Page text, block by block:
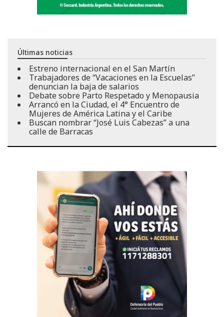
Últimas noticias
Estreno internacional en el San Martín
Trabajadores de “Vacaciones en la Escuelas”
denuncian la baja de salarios
Debate sobre Parto Respetado y Menopausia
Arrancó en la Ciudad, el 4° Encuentro de
Mujeres de América Latina y el Caribe
Buscan nombrar “José Luis Cabezas” a una
calle de Barracas